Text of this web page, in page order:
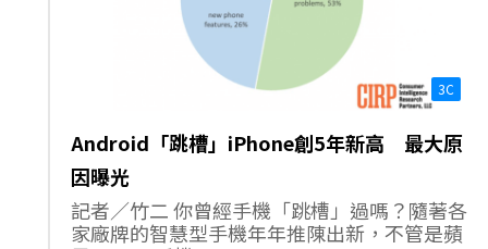
3C
Android「跳槽」iPhone創5年新高 最大原
因曝光
記者／竹二 你曾經手機「跳槽」過嗎？隨著各
家廠牌的智慧型手機年年推陳出新，不管是蘋